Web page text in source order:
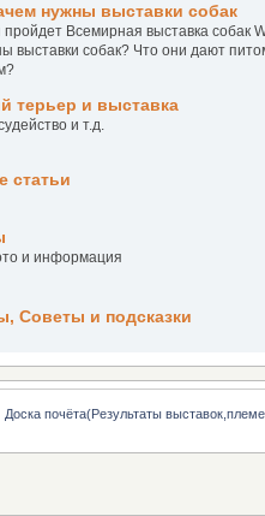
нужны выставки собак
Всемирная выставка собак
выставки собак? Что они дают
терьер и выставка
и т.д.
статьи
и информация
Советы и подсказки
Доска почёта(Результаты